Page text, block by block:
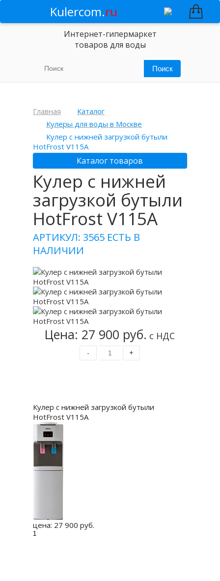
Kulercom.ru
Интернет-гипермаркет
товаров для воды
Главная
Каталог
Кулеры для воды в Москве
Кулер с нижней загрузкой бутыли
HotFrost V115A
Каталог товаров
Кулер с нижней
загрузкой бутыли
HotFrost V115A
АРТИКУЛ: 3565 ЕСТЬ В
НАЛИЧИИ
Цена: 27 900 руб. с НДС
- +
Кулер с нижней загрузкой бутыли
HotFrost V115A
цена: 27 900 руб.